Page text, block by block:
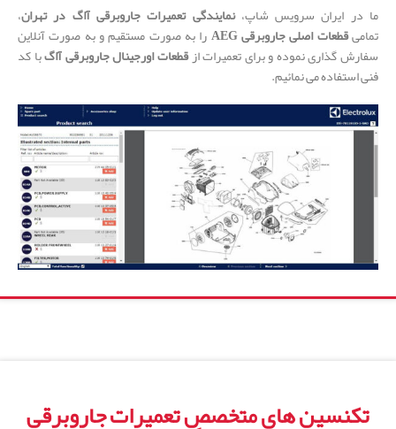
ما در ایران سرویس شاپ،نمایندگی تعمیرات جاروبرقی آاگ در تهران،
تمامیقطعات اصلی جاروبرقی AEG
را به صورت مستقیم و به صورت آنلاین
سفارش گذاری نموده و برای تعمیرات ازقطعات اورجینال جاروبرقی آاگبا کد
فنی استفاده می نمائیم.
تکنسین های متخصص تعمیرات جاروبرقی